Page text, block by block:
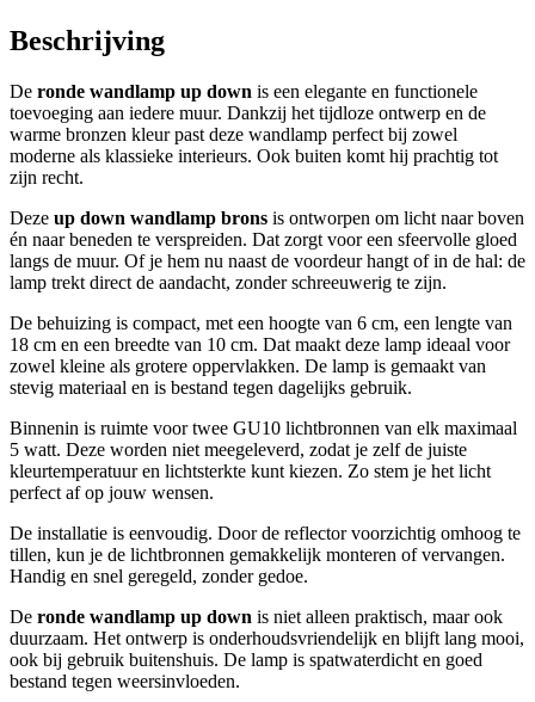
Beschrijving
De ronde wandlamp up down is een elegante en functionele
toevoeging aan iedere muur. Dankzij het tijdloze ontwerp en de
warme bronzen kleur past deze wandlamp perfect bij zowel
moderne als klassieke interieurs. Ook buiten komt hij prachtig tot
zijn recht.
Deze up down wandlamp brons is ontworpen om licht naar boven
én naar beneden te verspreiden. Dat zorgt voor een sfeervolle gloed
langs de muur. Of je hem nu naast de voordeur hangt of in de hal: de
lamp trekt direct de aandacht, zonder schreeuwerig te zijn.
De behuizing is compact, met een hoogte van 6 cm, een lengte van
18 cm en een breedte van 10 cm. Dat maakt deze lamp ideaal voor
zowel kleine als grotere oppervlakken. De lamp is gemaakt van
stevig materiaal en is bestand tegen dagelijks gebruik.
Binnenin is ruimte voor twee GU10 lichtbronnen van elk maximaal
5 watt. Deze worden niet meegeleverd, zodat je zelf de juiste
kleurtemperatuur en lichtsterkte kunt kiezen. Zo stem je het licht
perfect af op jouw wensen.
De installatie is eenvoudig. Door de reflector voorzichtig omhoog te
tillen, kun je de lichtbronnen gemakkelijk monteren of vervangen.
Handig en snel geregeld, zonder gedoe.
De ronde wandlamp up down is niet alleen praktisch, maar ook
duurzaam. Het ontwerp is onderhoudsvriendelijk en blijft lang mooi,
ook bij gebruik buitenshuis. De lamp is spatwaterdicht en goed
bestand tegen weersinvloeden.